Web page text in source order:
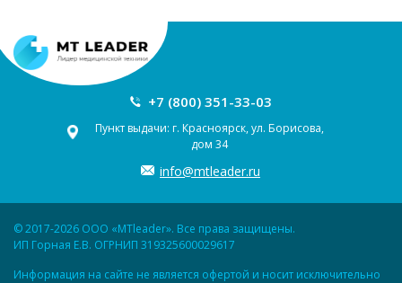
+7 (800) 351-33-03
Пункт выдачи: г. Красноярск, ул. Борисова,
дом 34
info@mtleader.ru
© 2017-2026 ООО «MTleader». Все права защищены.
ИП Горная Е.В. ОГРНИП 319325600029617
Информация на сайте не является офертой и носит исключительно